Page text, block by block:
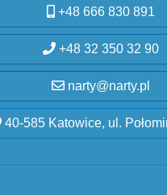
+48 666 830 891
+48 32 350 32 90
narty@narty.pl
40-585 Katowice, ul.